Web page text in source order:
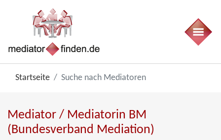
Startseite Suche nach Mediatoren
Mediator / Mediatorin BM
(Bundesverband Mediation)